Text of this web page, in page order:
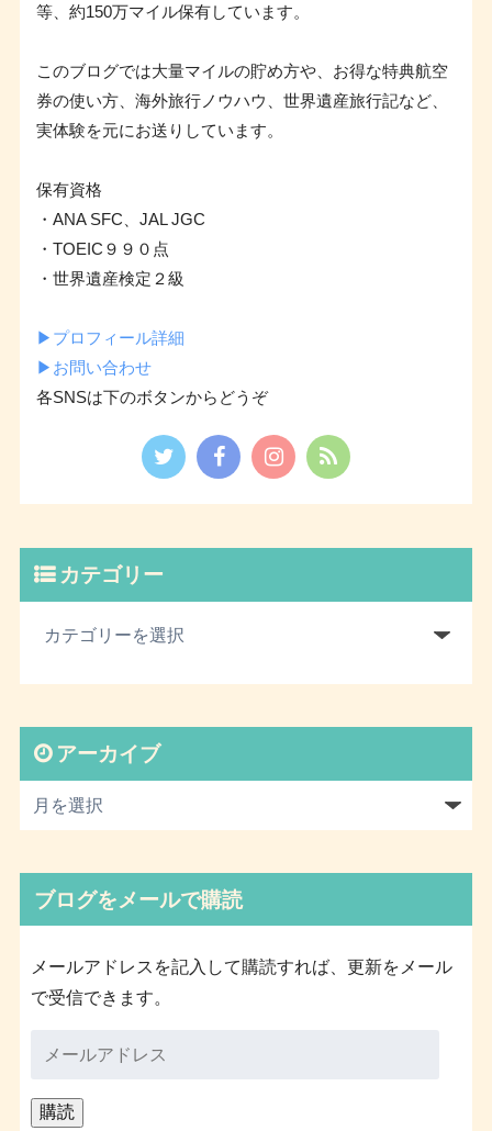
等、約150万マイル保有しています。
このブログでは大量マイルの貯め方や、お得な特典航空
券の使い方、海外旅行ノウハウ、世界遺産旅行記など、
実体験を元にお送りしています。
保有資格
・ANA SFC、JAL JGC
・TOEIC９９０点
・世界遺産検定２級
▶︎プロフィール詳細
▶︎お問い合わせ
各SNSは下のボタンからどうぞ
カテゴリー
アーカイブ
ブログをメールで購読
メールアドレスを記入して購読すれば、更新をメール
で受信できます。
ル